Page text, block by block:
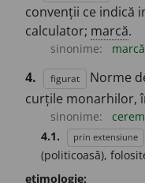
convenții ce indică
calculator; marcă.
sinonime: marcă
4. figurat
Norme
curțile monarhilor,
sinonime:
4.1.
prin extensiune
(politicoasă),
etimologie: